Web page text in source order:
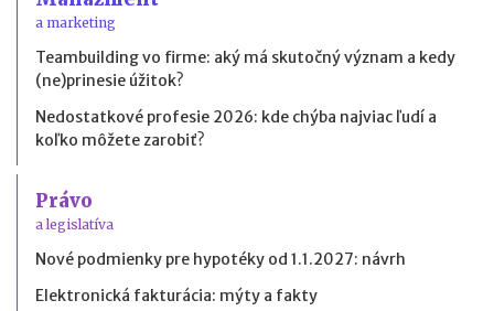
a marketing
Teambuilding vo firme: aký má skutočný význam a kedy
(ne)prinesie úžitok?
Nedostatkové profesie 2026: kde chýba najviac ľudí a
koľko môžete zarobiť?
Právo
a legislatíva
Nové podmienky pre hypotéky od 1.1.2027: návrh
Elektronická fakturácia: mýty a fakty